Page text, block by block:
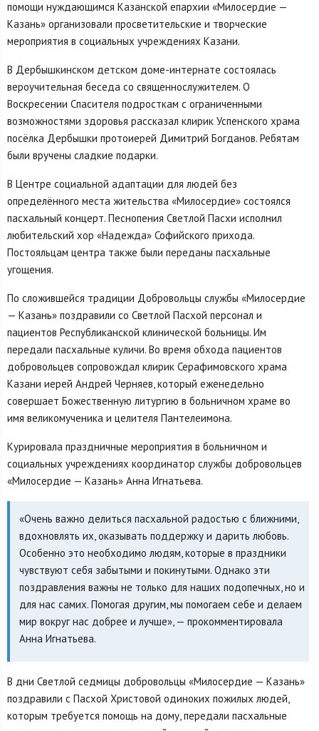
помощи нуждающимся Казанской епархии «Милосердие —
Казань» организовали просветительские и творческие
мероприятия в социальных учреждениях Казани.
В Дербышкинском детском доме-интернате состоялась
вероучительная беседа со священнослужителем. О
Воскресении Спасителя подросткам с ограниченными
возможностями здоровья рассказал клирик Успенского храма
посёлка Дербышки протоиерей Димитрий Богданов. Ребятам
были вручены сладкие подарки.
В Центре социальной адаптации для людей без
определённого места жительства «Милосердие» состоялся
пасхальный концерт. Песнопения Светлой Пасхи исполнил
любительский хор «Надежда» Софийского прихода.
Постояльцам центра также были переданы пасхальные
угощения.
По сложившейся традиции Добровольцы службы «Милосердие
— Казань» поздравили со Светлой Пасхой персонал и
пациентов Республиканской клинической больницы. Им
передали пасхальные куличи. Во время обхода пациентов
добровольцев сопровождал клирик Серафимовского храма
Казани иерей Андрей Черняев, который еженедельно
совершает Божественную литургию в больничном храме во
имя великомученика и целителя Пантелеимона.
Курировала праздничные мероприятия в больничном и
социальных учреждениях координатор службы добровольцев
«Милосердие — Казань» Анна Игнатьева.
«Очень важно делиться пасхальной радостью с ближними,
вдохновлять их, оказывать поддержку и дарить любовь.
Особенно это необходимо людям, которые в праздники
чувствуют себя забытыми и покинутыми. Однако эти
поздравления важны не только для наших подопечных, но и
для нас самих. Помогая другим, мы помогаем себе и делаем
мир вокруг нас добрее и лучше», — прокомментировала
Анна Игнатьева.
В дни Светлой седмицы добровольцы «Милосердие — Казань»
поздравили с Пасхой Христовой одиноких пожилых людей,
которым требуется помощь на дому, передали пасхальные